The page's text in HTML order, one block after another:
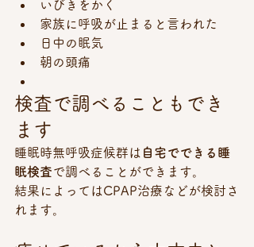
いびきをかく
家族に呼吸が止まると言われた
日中の眠気
朝の頭痛
検査で調べることもでき
ます
睡眠時無呼吸症候群は 自宅でできる睡
眠検査で調べることができます。
結果によってはCPAP治療などが検討さ
れます。